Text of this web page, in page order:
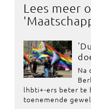
Lees meer
'
Na
lhbti+-ers beter te
toenemende